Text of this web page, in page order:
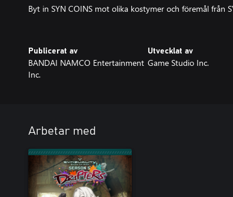
Byt in SYN COINS mot olika kostymer och föremål från
Publicerat av
BANDAI NAMCO Entertainment
Inc.
Utvecklat av
Game Studio Inc.
Arbetar med